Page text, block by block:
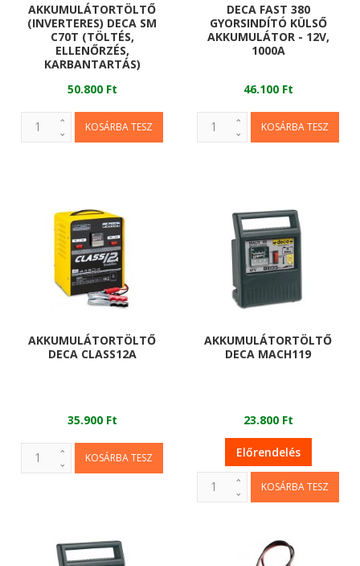
AKKUMULÁTORTÖLTŐ
(INVERTERES) DECA SM
C70T (TÖLTÉS,
ELLENŐRZÉS,
KARBANTARTÁS)
50.800 Ft
DECA FAST 380
GYORSINDÍTÓ KÜLSŐ
AKKUMULÁTOR - 12V,
1000A
46.100 Ft
AKKUMULÁTORTÖLTŐ
DECA CLASS12A
35.900 Ft
AKKUMULÁTORTÖLTŐ
DECA MACH119
23.800 Ft
Előrendelés